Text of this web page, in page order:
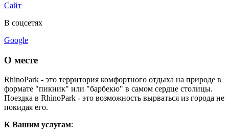
Сайт
В соцсетях
Google
О месте
RhinoPark - это территория комфортного отдыха на природе в
формате "пикник" или "барбекю" в самом сердце столицы.
Поездка в RhinoPark - это возможность вырваться из города не
покидая его.
К Вашим услугам: